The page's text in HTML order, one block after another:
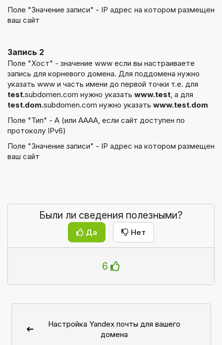
Поле "Значение записи" - IP адрес на котором размещен
ваш сайт
Запись 2
Поле "Хост" - значение www если вы настраиваете
запись для корневого домена. Для поддомена нужно
указать www и часть имени до первой точки т.е. для
test.subdomen.com нужно указать www.test, а для
test.dom.subdomen.com нужно указать www.test.dom
Поле "Тип" - А (или АААА, если сайт доступен по
протоколу IPv6)
Поле "Значение записи" - IP адрес на котором размещен
ваш сайт
Были ли сведения полезными?
Да Нет
6
Настройка Yandex почты для вашего
домена